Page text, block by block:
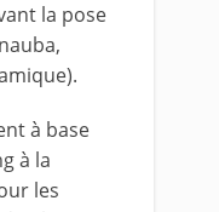
la pose
à base
à la
les